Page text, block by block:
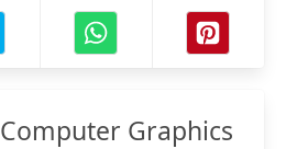
Computer Graphics